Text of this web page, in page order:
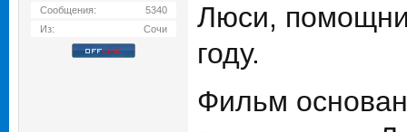
Сообщения:
5340
Из:
Сочи
Люси,
году.
Фильм